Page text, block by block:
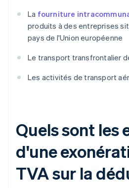
La fourniture
produits à des entreprises
pays de l'Union européenne
Le transport transfrontalier
Les activités de transport
Quels sont les
d'une
TVA sur la